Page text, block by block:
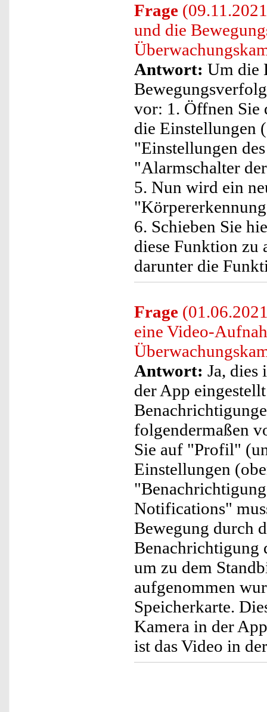
Frage
und die
Antwort: Um die
vor: 1. Öffnen Sie
die Einstellungen
"Einstellungen
"Alarmschalter
5. Nun wird ein
6. Schieben Sie
diese Funktion zu
darunter die
Frage
eine Video-
Antwort: Ja, dies
der App
folgendermaßen
Sie auf "Profil"
Einstellungen
Notifications"
Bewegung durch
Benachrichtigung
um zu dem
aufgenommen
Speicherkarte.
Kamera in der
ist das Video in